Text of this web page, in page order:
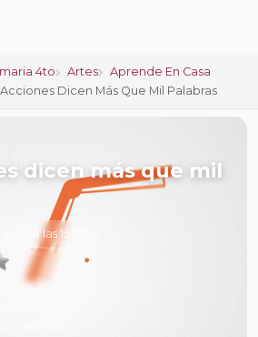
4to Artes
Aprende En Casa
Acciones Dicen Más Que Mil Palabras
dicen más que mil
a las 15:28